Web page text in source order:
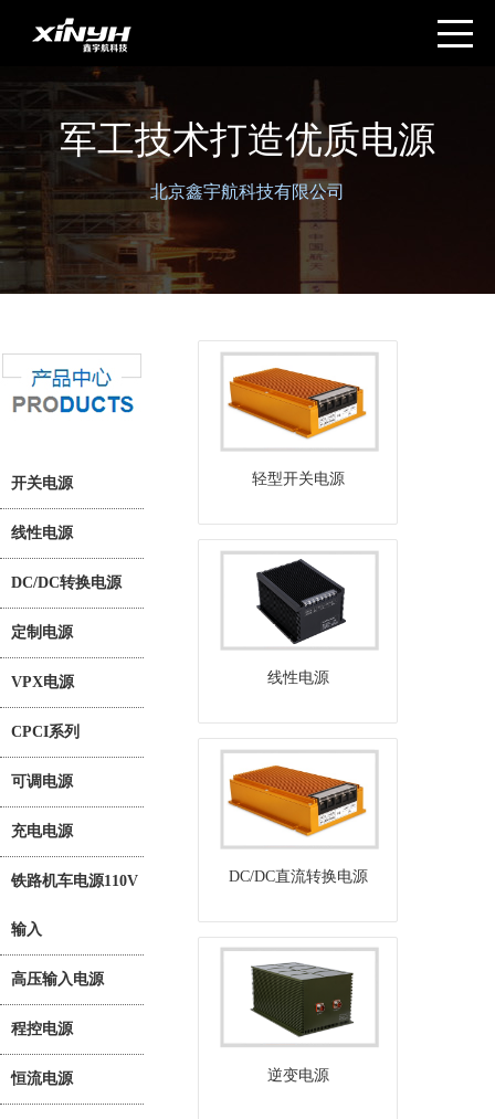
军工技术打造优质电源
北京鑫宇航科技有限公司
开关电源
线性电源
DC/DC转换电源
定制电源
VPX电源
CPCI系列
可调电源
充电电源
铁路机车电源110V
输入
高压输入电源
程控电源
恒流电源
轻型开关电源
线性电源
DC/DC直流转换电源
逆变电源